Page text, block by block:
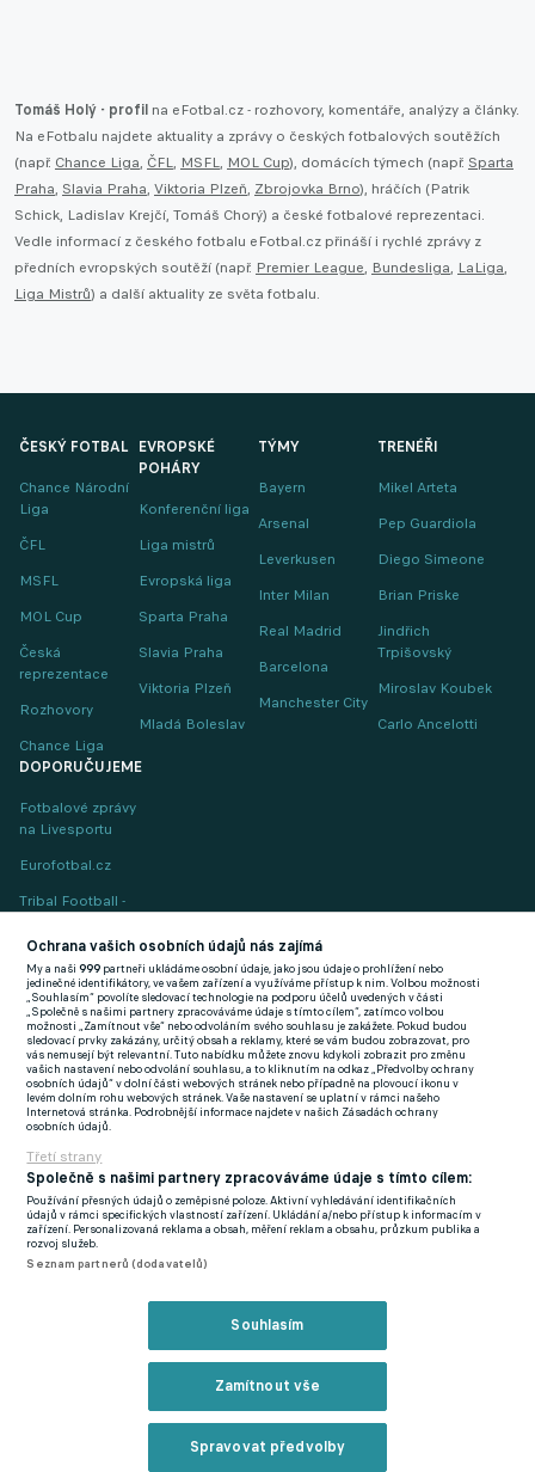
Tomáš Holý - profil na eFotbal.cz - rozhovory, komentáře, analýzy a články.
Na eFotbalu najdete aktuality a zprávy o českých fotbalových soutěžích
(např. Chance Liga, ČFL, MSFL, MOL Cup), domácích týmech (např. Sparta
Praha, Slavia Praha, Viktoria Plzeň, Zbrojovka Brno), hráčích (Patrik
Schick, Ladislav Krejčí, Tomáš Chorý) a české fotbalové reprezentaci.
Vedle informací z českého fotbalu eFotbal.cz přináší i rychlé zprávy z
předních evropských soutěží (např. Premier League, Bundesliga, LaLiga,
Liga Mistrů) a další aktuality ze světa fotbalu.
ČESKÝ FOTBAL
Chance Národní
Liga
ČFL
MSFL
MOL Cup
Česká
reprezentace
Rozhovory
Chance Liga
EVROPSKÉ
POHÁRY
Konferenční liga
Liga mistrů
Evropská liga
Sparta Praha
Slavia Praha
Viktoria Plzeň
Mladá Boleslav
TÝMY
Bayern
Arsenal
Leverkusen
Inter Milan
Real Madrid
Barcelona
Manchester City
TRENÉŘI
Mikel Arteta
Pep Guardiola
Diego Simeone
Brian Priske
Jindřich
Trpišovský
Miroslav Koubek
Carlo Ancelotti
DOPORUČUJEME
Fotbalové zprávy
na Livesportu
Eurofotbal.cz
Tribal Football -
(EN)
FlashFutbal (SK)
Tenisportal.cz
Tenisové zprávy
na Livesportu
Podmínky užití
Zásady ochrany osobních údajů
GDPR a žurnalistika
Ochrana vašich osobních údajů nás zajímá
My a naši999 partneři ukládáme osobní údaje, jako jsou údaje o prohlížení nebo
jedinečné identifikátory, ve vašem zařízení a využíváme přístup k nim. Volbou možnosti
„Souhlasím“ povolíte sledovací technologie na podporu účelů uvedených v části
„Společně s našimi partnery zpracováváme údaje s tímto cílem“, zatímco volbou
možnosti „Zamítnout vše“ nebo odvoláním svého souhlasu je zakážete. Pokud budou
sledovací prvky zakázány, určitý obsah a reklamy, které se vám budou zobrazovat, pro
vás nemusejí být relevantní. Tuto nabídku můžete znovu kdykoli zobrazit pro změnu
vašich nastavení nebo odvolání souhlasu, a to kliknutím na odkaz „Předvolby ochrany
osobních údajů“ v dolní části webových stránek nebo případně na plovoucí ikonu v
levém dolním rohu webových stránek. Vaše nastavení se uplatní v rámci našeho
Internetová stránka. Podrobnější informace najdete v našich Zásadách ochrany
osobních údajů.
Třetí strany
Společně s našimi partnery zpracováváme údaje s tímto cílem:
Používání přesných údajů o zeměpisné poloze. Aktivní vyhledávání identifikačních
údajů v rámci specifických vlastností zařízení. Ukládání a/nebo přístup k informacím v
zařízení. Personalizovaná reklama a obsah, měření reklam a obsahu, průzkum publika a
rozvoj služeb.
Seznam partnerů (dodavatelů)
Souhlasím
Zamítnout vše
Spravovat předvolby